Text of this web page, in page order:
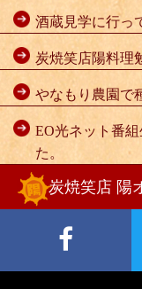
酒蔵見学に行っ
炭焼笑店陽料理
やなもり農園で
EO光ネット番
た。
炭焼笑店 陽